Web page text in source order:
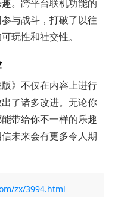
。跨平台联机功能的
与战斗，打破了以往
玩性和社交性。
》不仅在内容上进行
了诸多改进。无论你
带给你不一样的乐趣
未来会有更多令人期
zx/3994.html